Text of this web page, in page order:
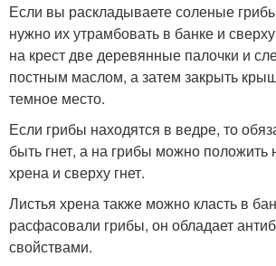
Если вы раскладываете соленые
нужно их утрамбовать в банке и
на крест две деревянные палочки и
постным маслом, а затем закрыть
темное место.
Если грибы находятся в ведре, то
быть гнет, а на грибы можно положить
хрена и сверху гнет.
Листья хрена также можно класть в
расфасовали грибы, он обладает
свойствами.